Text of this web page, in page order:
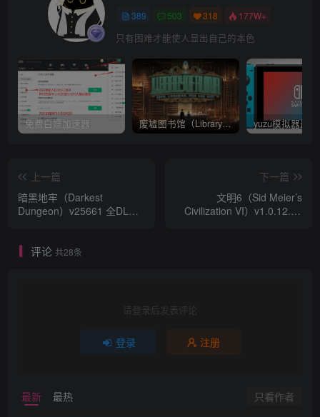
389 503 318 177W+
只有困难才能使人显出自己的本色
免费白嫖加速器 废墟图书馆（Library Of Ruina）v1.1.0.6a13 官中 附yuzu模拟器 本体+1.0.3升补
上一篇
暗黑地牢（Darkest
Dungeon）v25661 全DLC
下一篇
文明6（Sid Meier’s
Civilization VI）v1.0.12.58
评论 共28条
请登录后发表评论
登录 注册
最新 最热 只看作者